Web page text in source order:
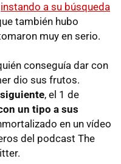
instando a su búsqueda
también hubo
muy en serio.
conseguía dar con
dio sus frutos.
, el 1 de
un tipo a sus
en un vídeo
del podcast The